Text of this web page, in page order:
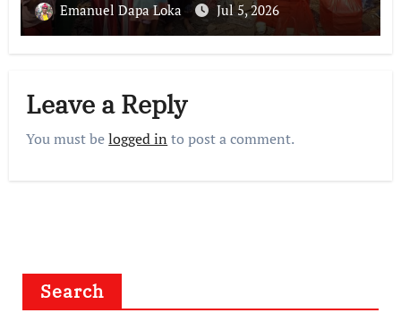
Emanuel Dapa Loka Jul 5, 2026
Leave a Reply
You must belogged in to post a comment.
Search